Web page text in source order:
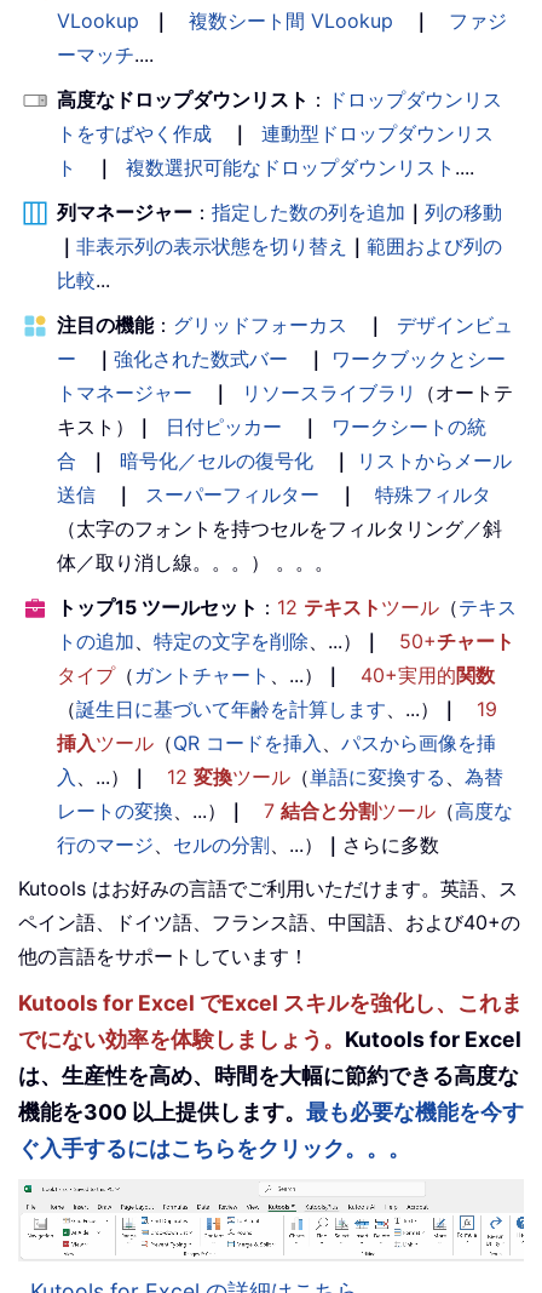
VLookup
｜ 複数シート間 VLookup ｜
ファジ
ーマッチ....
高度なドロップダウンリスト ： ドロップダウンリス
トをすばやく作成
｜
連動型ドロップダウンリス
ト
｜ 複数選択可能なドロップダウンリスト ....
列マネージャー ： 指定した数の列を追加 ｜ 列の移動
｜ 非表示列の表示状態を切り替え ｜ 範囲および列の
比較...
注目の機能： グリッドフォーカス ｜
デザインビュ
ー
｜ 強化された数式バー ｜
ワークブックとシー
トマネージャー
｜ リソースライブラリ
（オートテ
キスト）
｜ 日付ピッカー ｜
ワークシートの統
合
｜ 暗号化／セルの復号化 ｜
リストからメール
送信
｜ スーパーフィルター ｜
特殊フィルタ
（太字のフォントを持つセルをフィルタリング／斜
体／取り消し線。。。） 。。。
トップ15 ツールセット ： 12 テキスト ツール （テキス
トの追加
特定の文字を削除 、...） ｜ 50+チャート
タイプ（ ガントチャート 、...） ｜ 40+実用的関数
（誕生日に基づいて年齢を計算します 、...） ｜
19
挿入ツール （QR コードを挿入
パスから画像を挿
入
、...） ｜ 12 変換ツール （単語に変換する
為替
レートの変換 、...） ｜ 7 結合と分割ツール （高度な
行のマージ
セルの分割 、...） ｜ さらに多数
Kutools はお好みの言語でご利用いただけます。英語、ス
ペイン語、ドイツ語、フランス語、中国語、および40+の
他の言語をサポートしています！
Kutools for Excel でExcel スキルを強化し、これま
でにない効率を体験しましょう。 Kutools for Excel
は、生産性を高め、時間を大幅に節約できる高度な
機能を300 以上提供します。 最も必要な機能を今す
ぐ入手するにはこちらをクリック。。。